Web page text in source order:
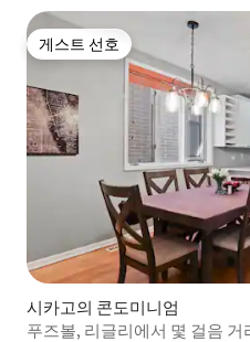
게스트 선호
게스트 선호
시카고의 콘도미니엄
푸즈볼, 리글리에서 몇 걸음 거